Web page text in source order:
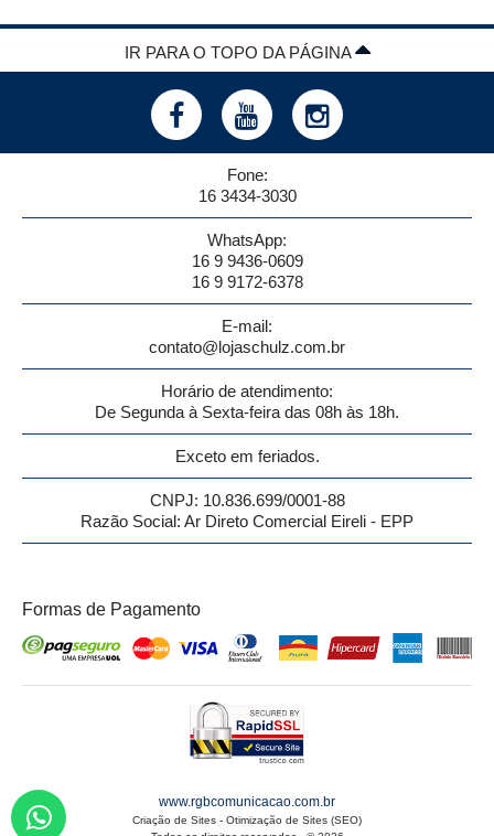
IR PARA O TOPO DA PÁGINA
Fone:
16 3434-3030
WhatsApp:
16 9 9436-0609
16 9 9172-6378
E-mail:
contato@lojaschulz.com.br
Horário de atendimento:
De Segunda à Sexta-feira das 08h às 18h.
Exceto em feriados.
CNPJ: 10.836.699/0001-88
Razão Social: Ar Direto Comercial Eireli - EPP
Formas de Pagamento
www.rgbcomunicacao.com.br
Criação de Sites - Otimização de Sites (SEO)